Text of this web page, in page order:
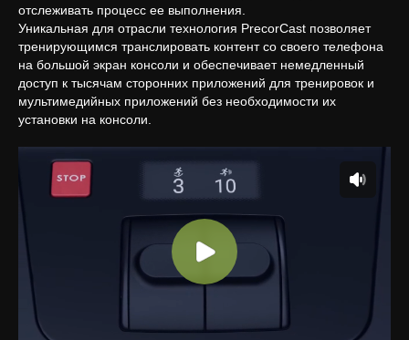
отслеживать процесс ее выполнения.
Уникальная для отрасли технология PrecorCast позволяет
тренирующимся транслировать контент со своего телефона
на большой экран консоли и обеспечивает немедленный
доступ к тысячам сторонних приложений для тренировок и
мультимедийных приложений без необходимости их
установки на консоли.